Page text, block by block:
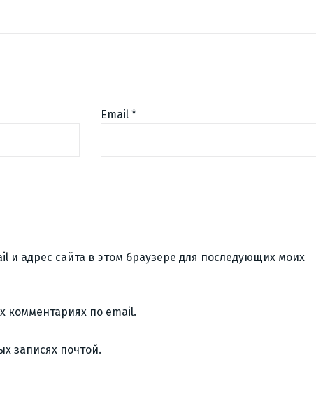
Email *
и адрес сайта в этом браузере для последующих моих
комментариях по email.
записях почтой.